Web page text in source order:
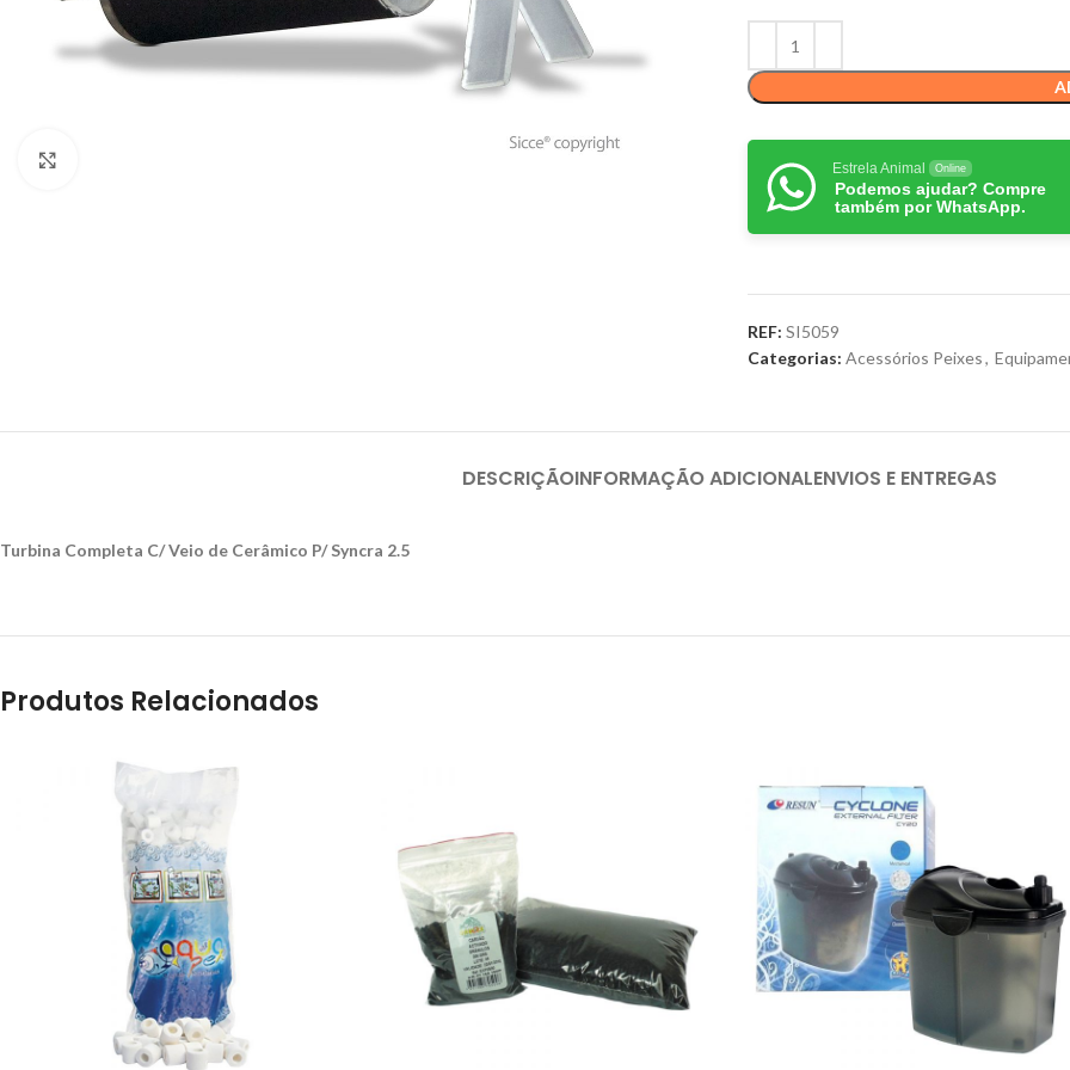
Estrela Animal Online
Podemos ajudar? Compre
também por WhatsApp.
REF: SI5059
Categorias: Acessórios Peixes,
DESCRIÇÃOINFORMAÇÃO ADICIONALENVIOS E ENTREGAS
Turbina Completa C/ Veio de Cerâmico P/ Syncra 2.5
Produtos Relacionados